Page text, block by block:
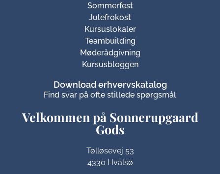
Velkommen på Sonnerupgaard
Gods​
Tølløsevej 53
4330 Hvalsø
Sommerfest
Julefrokost
Kursuslokaler
Teambuilding
Møderådgivning
Kursusbloggen
Download erhvervskatalog
Find svar på ofte stillede spørgsmål